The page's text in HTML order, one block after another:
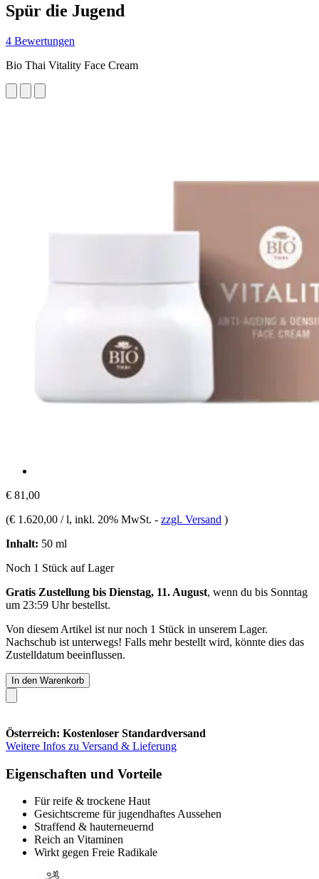
Spür die Jugend
4 Bewertungen
Bio Thai Vitality Face Cream
€ 81,00
(€ 1.620,00 / l, inkl. 20% MwSt. - zzgl. Versand )
Inhalt: 50 ml
Noch 1 Stück auf Lager
Gratis Zustellung bis Dienstag, 11. August, wenn du bis Sonntag
um 23:59 Uhrbestellst.
Von diesem Artikel ist nur noch 1 Stück in unserem Lager.
Nachschub ist unterwegs! Falls mehr bestellt wird, könnte dies das
Zustelldatum beeinflussen.
In den Warenkorb
Österreich: Kostenloser Standardversand
Weitere Infos zu Versand & Lieferung
Eigenschaften und Vorteile
Für reife & trockene Haut
Gesichtscreme für jugendhaftes Aussehen
Straffend & hauterneuernd
Reich an Vitaminen
Wirkt gegen Freie Radikale